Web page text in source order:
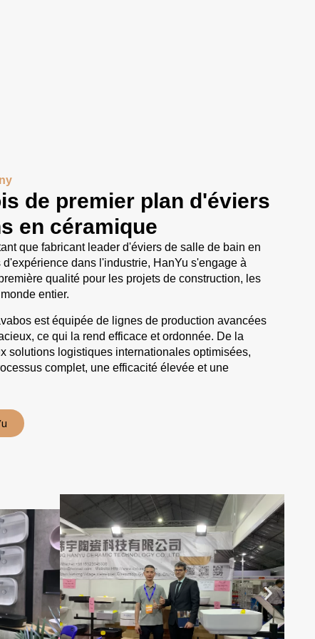
de premier plan d'éviers
en céramique
que fabricant leader d'éviers de salle de bain en
dans l'industrie, HanYu s'engage à
qualité pour les projets de construction, les
entier.
est équipée de lignes de production avancées
ce qui la rend efficace et ordonnée. De la
solutions logistiques internationales optimisées,
complet, une efficacité élevée et une